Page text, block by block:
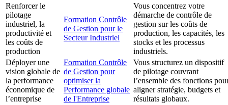
Renforcer le
pilotage
industriel, la
productivité et
les coûts de
production
Formation Contrôle
de Gestion pour le
Secteur Industriel
Vous concentrez votre
démarche de contrôle de
gestion sur les coûts de
production, les capacités, les
stocks et les processus
industriels.
Déployer une
vision globale de
la performance
économique de
l’entreprise
Formation Contrôle
de Gestion pour
optimiser la
Performance globale
de l'Entreprise
Vous structurez un dispositif
de pilotage couvrant
l’ensemble des fonctions
aligner stratégie, budgets et
résultats globaux.